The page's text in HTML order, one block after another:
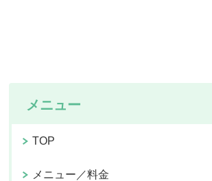
メニュー
TOP
メニュー／料金